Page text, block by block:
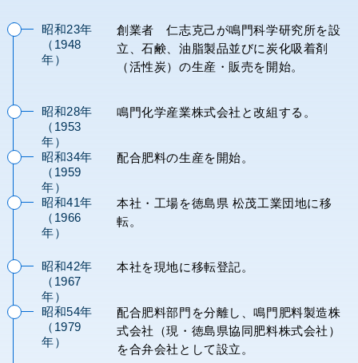
(徳
工
場)
088-
699-
昭和23年
（1948
年）
創業者 仁志克己が鳴門科学研究所を設
立、石鹸、油脂製品並びに炭化吸着剤
（活性炭）の生産・販売を開始。
昭和28年
（1953
年）
鳴門化学産業株式会社と改組する。
昭和34年
（1959
年）
配合肥料の生産を開始。
昭和41年
（1966
年）
本社・工場を徳島県 松茂工業団地に移
転。
昭和42年
（1967
年）
本社を現地に移転登記。
昭和54年
（1979
年）
配合肥料部門を分離し、鳴門肥料製造株
式会社（現・徳島県協同肥料株式会社）
を合弁会社として設立。